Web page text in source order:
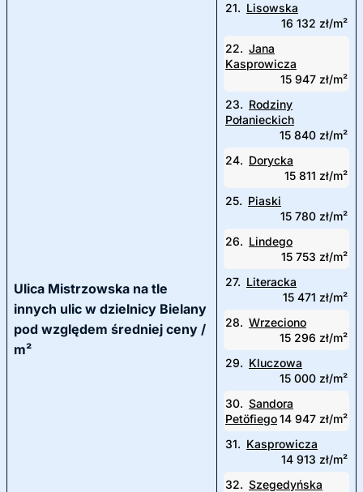
Ulica Mistrzowska na tle
innych ulic w dzielnicy Bielany
pod względem średniej ceny /
m²
21. Lisowska
16 132 zł/m²
22. Jana
Kasprowicza
15 947 zł/m²
23. Rodziny
Połanieckich
15 840 zł/m²
24. Dorycka
15 811 zł/m²
25. Piaski
15 780 zł/m²
26. Lindego
15 753 zł/m²
27. Literacka
15 471 zł/m²
28. Wrzeciono
15 296 zł/m²
29. Kluczowa
15 000 zł/m²
30. Sandora
Petöfiego14 947 zł/m²
31. Kasprowicza
14 913 zł/m²
32. Szegedyńska